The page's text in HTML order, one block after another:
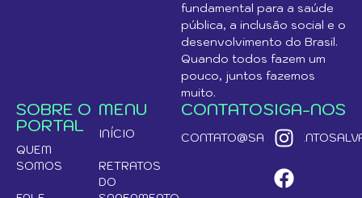
fundamental para a saúde
pública, a inclusão social e o
desenvolvimento do Brasil.
Quando todos fazem um
pouco, juntos fazemos
muito.
SOBRE O
PORTAL
QUEM
SOMOS
MENU
INÍCIO
RETRATOS
DO
CONTATOSIGA-NOS